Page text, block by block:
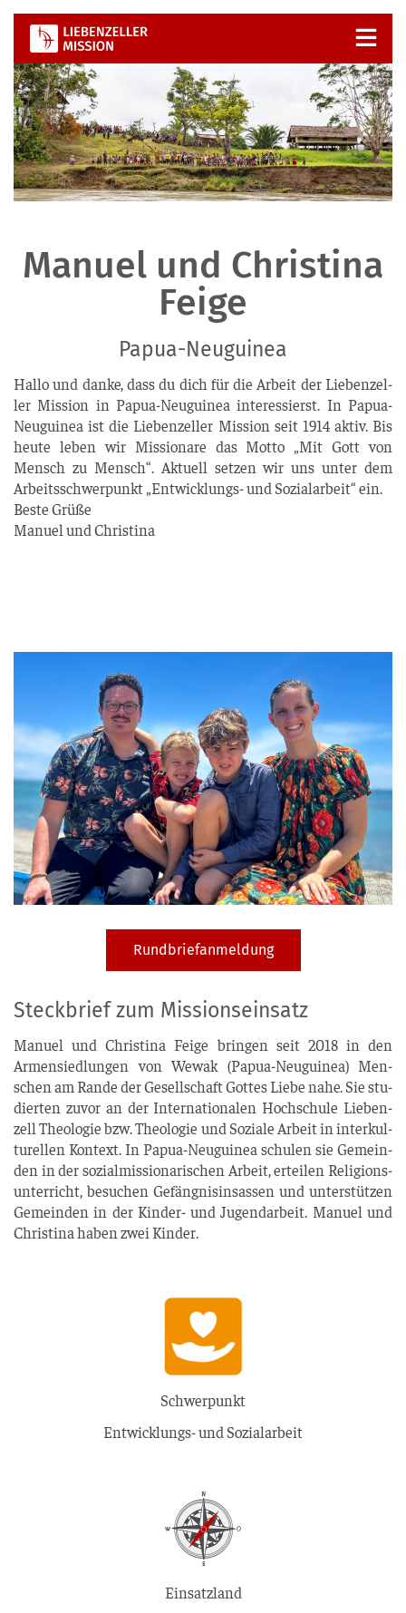
Zum
Inhalt
springen
Manuel und Christina
Feige
Papua-Neuguinea
Hal­lo und dan­ke, dass du dich für die Arbeit der Lie­ben­zel­
ler Mis­si­on in Papua-Neu­gui­nea inter­es­sierst. In Papua-
Neu­gui­nea ist die Lie­ben­zel­ler Mis­si­on seit 1914 aktiv. Bis
heu­te leben wir Mis­sio­na­re das Mot­to „Mit Gott von
Mensch zu Mensch“. Aktu­ell set­zen wir uns unter dem
Arbeits­schwer­punkt „Ent­wick­lungs- und Sozi­al­ar­beit“ ein.
Bes­te Grü­ße
Manu­el und Christina
Rundbriefanmeldung
Steckbrief zum Missionseinsatz
Manu­el und Chris­ti­na Fei­ge brin­gen seit 2018 in den
Armen­sied­lun­gen von Wewak (Papua-Neu­gui­nea) Men­
schen am Ran­de der Gesell­schaft Got­tes Lie­be nahe. Sie stu­
dier­ten zuvor an der Inter­na­tio­na­len Hoch­schu­le Lie­ben­
zell Theo­lo­gie bzw. Theo­lo­gie und Sozia­le Arbeit in inter­kul­
tu­rel­len Kon­text. In Papua-Neu­gui­nea schu­len sie Gemein­
den in der sozi­al­mis­sio­na­ri­schen Arbeit, ertei­len Reli­gi­ons­
un­ter­richt, besu­chen Gefäng­nis­in­sas­sen und unter­stüt­zen
Gemein­den in der Kin­der- und Jugend­ar­beit. Manu­el und
Chris­ti­na haben zwei Kinder.
Schwerpunkt
Entwicklungs- und Sozialarbeit
Einsatzland